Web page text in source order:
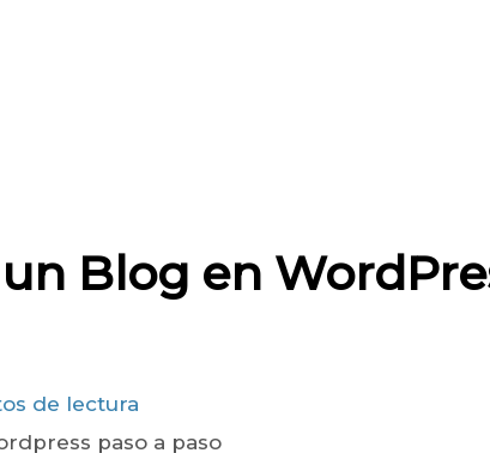
Blog en
de lectura